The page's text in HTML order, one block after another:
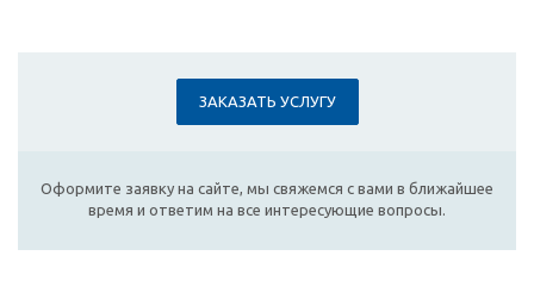
ЗАКАЗАТЬ УСЛУГУ
Оформите заявку на сайте, мы свяжемся с вами в ближайшее
время и ответим на все интересующие вопросы.